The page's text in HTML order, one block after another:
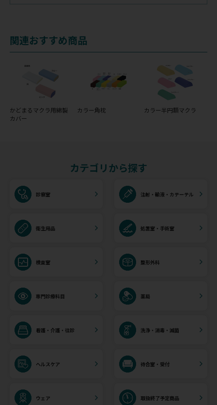
関連おすすめ商品
かどまるマクラ用綿製
カバー
カラー角枕 カラー半円額マクラ
カテゴリから探す
診察室 注射・輸液・カテーテル
衛生用品 処置室・手術室
検査室 整形外科
専門診療科目 薬局
看護・介護・往診 洗浄・消毒・滅菌
ヘルスケア 待合室・受付
ウェア 取扱終了予定商品